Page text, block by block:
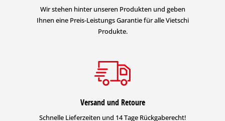
Wir stehen hinter unseren Produkten und geben
Ihnen eine Preis-Leistungs Garantie für alle Vietschi
Produkte.
Versand und Retoure
Schnelle Lieferzeiten und 14 Tage Rückgaberecht!